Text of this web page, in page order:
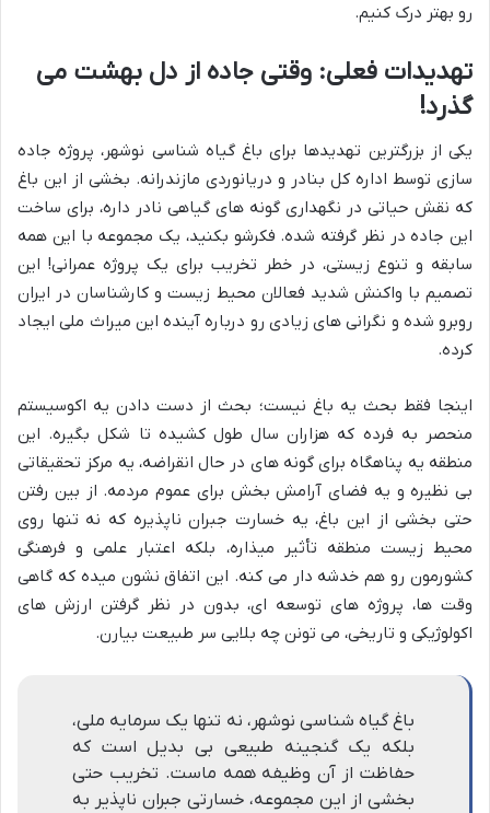
رو بهتر درک کنیم.
تهدیدات فعلی: وقتی جاده از دل بهشت می
گذرد!
یکی از بزرگترین تهدیدها برای باغ گیاه شناسی نوشهر، پروژه جاده
سازی توسط اداره کل بنادر و دریانوردی مازندرانه. بخشی از این باغ
که نقش حیاتی در نگهداری گونه های گیاهی نادر داره، برای ساخت
این جاده در نظر گرفته شده. فکرشو بکنید، یک مجموعه با این همه
سابقه و تنوع زیستی، در خطر تخریب برای یک پروژه عمرانی! این
تصمیم با واکنش شدید فعالان محیط زیست و کارشناسان در ایران
روبرو شده و نگرانی های زیادی رو درباره آینده این میراث ملی ایجاد
کرده.
اینجا فقط بحث یه باغ نیست؛ بحث از دست دادن یه اکوسیستم
منحصر به فرده که هزاران سال طول کشیده تا شکل بگیره. این
منطقه یه پناهگاه برای گونه های در حال انقراضه، یه مرکز تحقیقاتی
بی نظیره و یه فضای آرامش بخش برای عموم مردمه. از بین رفتن
حتی بخشی از این باغ، یه خسارت جبران ناپذیره که نه تنها روی
محیط زیست منطقه تأثیر میذاره، بلکه اعتبار علمی و فرهنگی
کشورمون رو هم خدشه دار می کنه. این اتفاق نشون میده که گاهی
وقت ها، پروژه های توسعه ای، بدون در نظر گرفتن ارزش های
اکولوژیکی و تاریخی، می تونن چه بلایی سر طبیعت بیارن.
باغ گیاه شناسی نوشهر، نه تنها یک سرمایه ملی،
بلکه یک گنجینه طبیعی بی بدیل است که
حفاظت از آن وظیفه همه ماست. تخریب حتی
بخشی از این مجموعه، خسارتی جبران ناپذیر به